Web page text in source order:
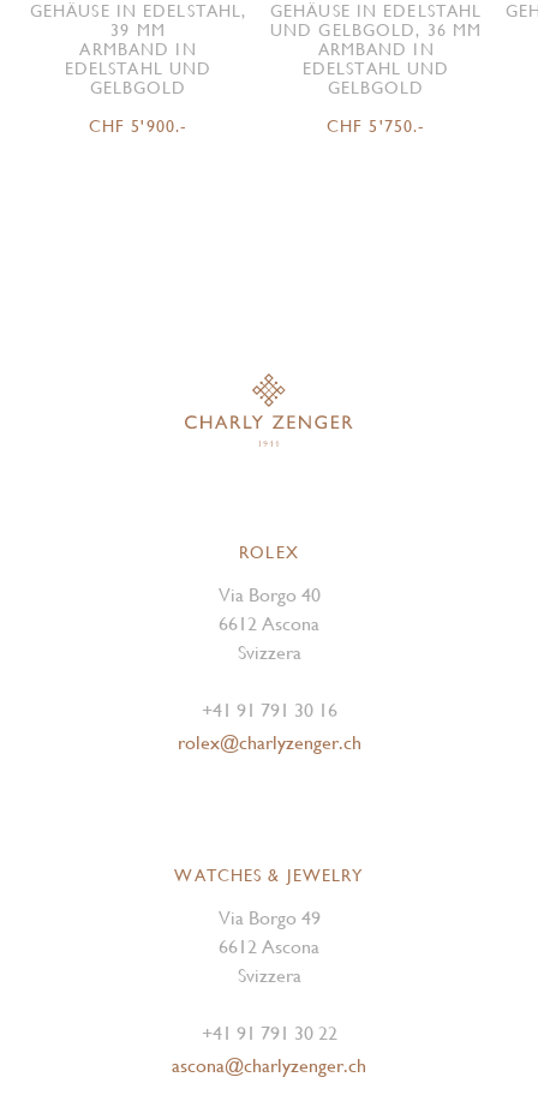
GEHÄUSE IN EDELSTAHL,
39 MM
ARMBAND IN
EDELSTAHL UND
GELBGOLD
CHF 5'900.-
GEHÄUSE IN EDELSTAHL
UND GELBGOLD, 36 MM
ARMBAND IN
EDELSTAHL UND
GELBGOLD
CHF 5'750.-
ROLEX
Via Borgo 40
6612 Ascona
Svizzera
+41 91 791 30 16
rolex@charlyzenger.ch
WATCHES & JEWELRY
Via Borgo 49
6612 Ascona
Svizzera
+41 91 791 30 22
ascona@charlyzenger.ch